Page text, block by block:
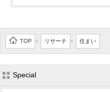
TOP > リサーチ > 住まい
Special